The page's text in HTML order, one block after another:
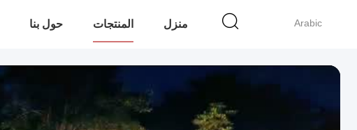
Arabic منزل المنتجات حول بنا